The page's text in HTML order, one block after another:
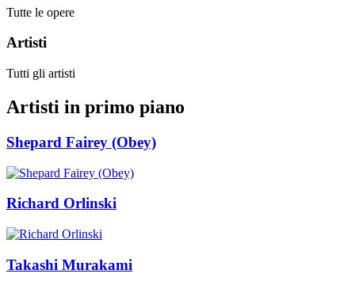
Tutte le opere
Artisti
Tutti gli artisti
Artisti in primo piano
Shepard Fairey (Obey)
Richard Orlinski
Takashi Murakami